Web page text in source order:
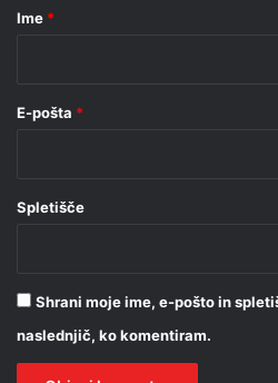
rIme *
E-pošta *
Spletišče
Shrani moje ime, e-pošto in
naslednjič, ko komentiram.